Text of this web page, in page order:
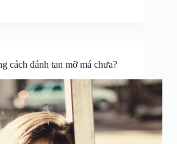
cách đánh tan mỡ má chưa?